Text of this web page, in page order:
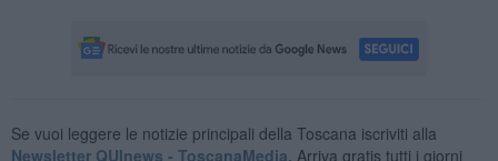
Se vuoi leggere le notizie principali della Toscana iscriviti alla
Newsletter QUInews - ToscanaMedia. Arriva gratis tutti i giorni